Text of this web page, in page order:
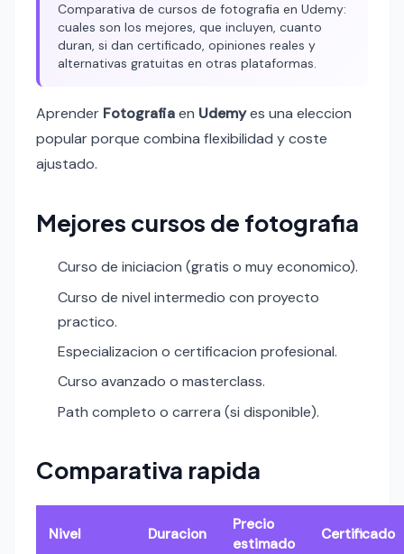
Comparativa de cursos de fotografia en Udemy:
cuales son los mejores, que incluyen, cuanto
duran, si dan certificado, opiniones reales y
alternativas gratuitas en otras plataformas.
Aprender Fotografiaen Udemyes una eleccion
popular porque combina flexibilidad y coste
ajustado.
Mejores cursos de fotografia
Curso de iniciacion (gratis o muy economico).
Curso de nivel intermedio con proyecto
practico.
Especializacion o certificacion profesional.
Curso avanzado o masterclass.
Path completo o carrera (si disponible).
Comparativa rapida
Nivel Duracion
Precio
estimado
Certificado